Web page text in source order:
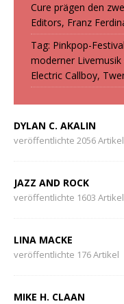
Cure prägen den
Editors, Franz
Tag: Pinkpop-
moderner
Electric Callboy,
DYLAN C. AKALIN
veröffentlichte 2056 Artikel
JAZZ AND ROCK
veröffentlichte 1603 Artikel
LINA MACKE
veröffentlichte 176 Artikel
MIKE H. CLAAN